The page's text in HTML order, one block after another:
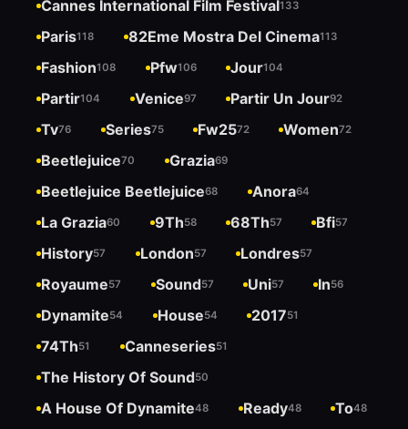
Cannes International Film Festival133
Paris118 82Eme Mostra Del Cinema113
Fashion108 Pfw106 Jour104
Partir104 Venice97 Partir Un Jour92
Tv76 Series75 Fw2572 Women72
Beetlejuice70 Grazia69
Beetlejuice Beetlejuice68 Anora64
La Grazia60 9Th58 68Th57 Bfi57
History57 London57 Londres57
Royaume57 Sound57 Uni57 In56
Dynamite54 House54 201751
74Th51 Canneseries51
The History Of Sound50
A House Of Dynamite48 Ready48 To48